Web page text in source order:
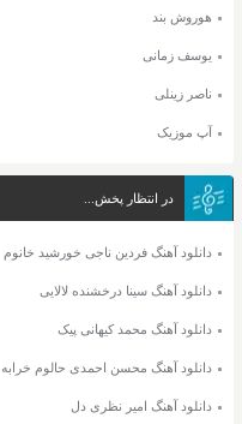
هوروش بند
یوسف زمانی
ناصر زینلی
آپ موزیک
در انتظار پخش...
دانلود آهنگ فردین ناجی خورشید خانوم
دانلود آهنگ سینا درخشنده لالایی
دانلود آهنگ محمد کیهانی پیک
دانلود آهنگ محسن احمدی حالوم خرابه
دانلود آهنگ امیر نظری دل